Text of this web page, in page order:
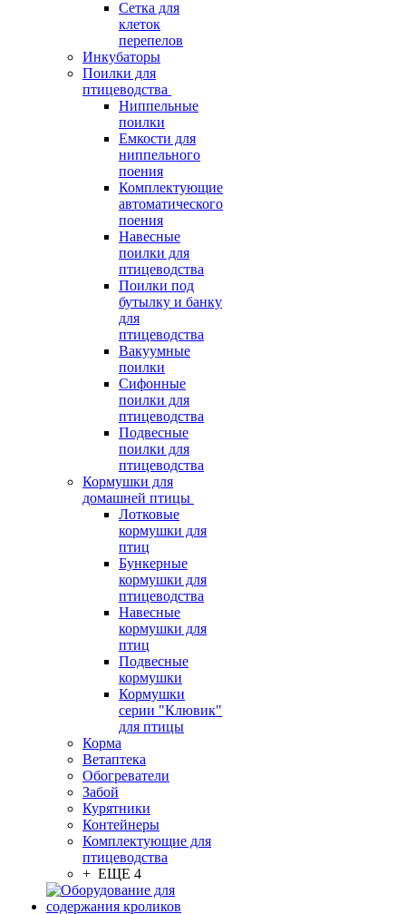
Сетка для
клеток
перепелов
Инкубаторы
Поилки для
птицеводства
Ниппельные
поилки
Емкости для
ниппельного
поения
Комплектующие
автоматического
поения
Навесные
поилки для
птицеводства
Поилки под
бутылку и банку
для
птицеводства
Вакуумные
поилки
Сифонные
поилки для
птицеводства
Подвесные
поилки для
птицеводства
Кормушки для
домашней птицы
Лотковые
кормушки для
птиц
Бункерные
кормушки для
птицеводства
Навесные
кормушки для
птиц
Подвесные
кормушки
Кормушки
серии "Клювик"
для птицы
Корма
Ветаптека
Обогреватели
Забой
Курятники
Контейнеры
Комплектующие для
птицеводства
+ ЕЩЕ 4